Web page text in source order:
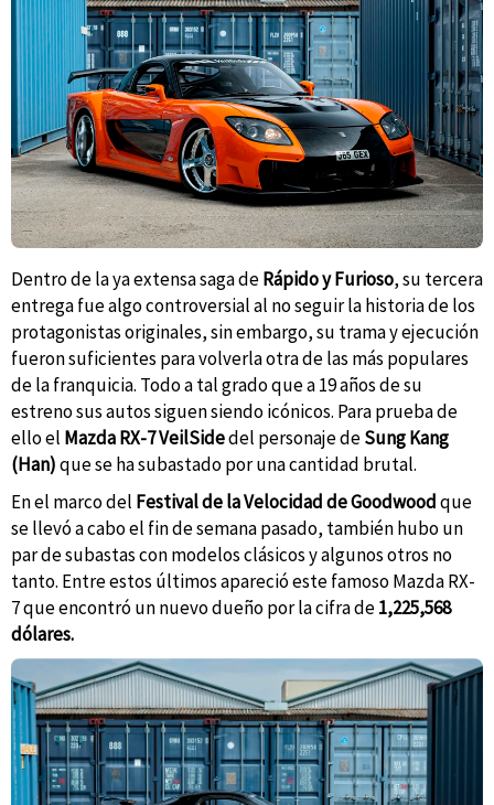
Dentro de la ya extensa saga deRápido y Furioso, su tercera
entrega fue algo controversial al no seguir la historia de los
protagonistas originales, sin embargo, su trama y ejecución
fueron suficientes para volverla otra de las más populares
de la franquicia. Todo a tal grado que a 19 años de su
estreno sus autos siguen siendo icónicos. Para prueba de
ello el Mazda RX-7 VeilSidedel personaje deSung Kang
(Han)que se ha subastado por una cantidad brutal.
En el marco del Festival de la Velocidad de Goodwoodque
se llevó a cabo el fin de semana pasado, también hubo un
par de subastas con modelos clásicos y algunos otros no
tanto. Entre estos últimos apareció este famoso Mazda RX-
7 que encontró un nuevo dueño por la cifra de1,225,568
dólares.